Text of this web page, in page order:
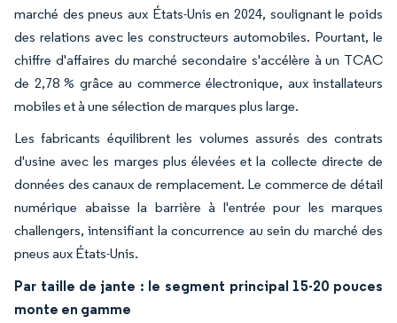
marché des pneus aux États-Unis en 2024, soulignant le poids
des relations avec les constructeurs automobiles. Pourtant, le
chiffre d'affaires du marché secondaire s'accélère à un TCAC
de 2,78 % grâce au commerce électronique, aux installateurs
mobiles et à une sélection de marques plus large.
Les fabricants équilibrent les volumes assurés des contrats
d'usine avec les marges plus élevées et la collecte directe de
données des canaux de remplacement. Le commerce de détail
numérique abaisse la barrière à l'entrée pour les marques
challengers, intensifiant la concurrence au sein du marché des
pneus aux États-Unis.
Par taille de jante : le segment principal 15-20 pouces
monte en gamme